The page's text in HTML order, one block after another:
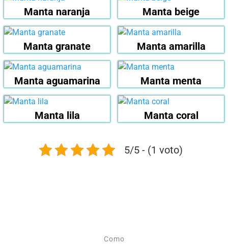
Manta naranja Manta beige
Manta granate Manta amarilla
Manta aguamarina Manta menta
Manta lila Manta coral
5/5 - (1 voto)
Como